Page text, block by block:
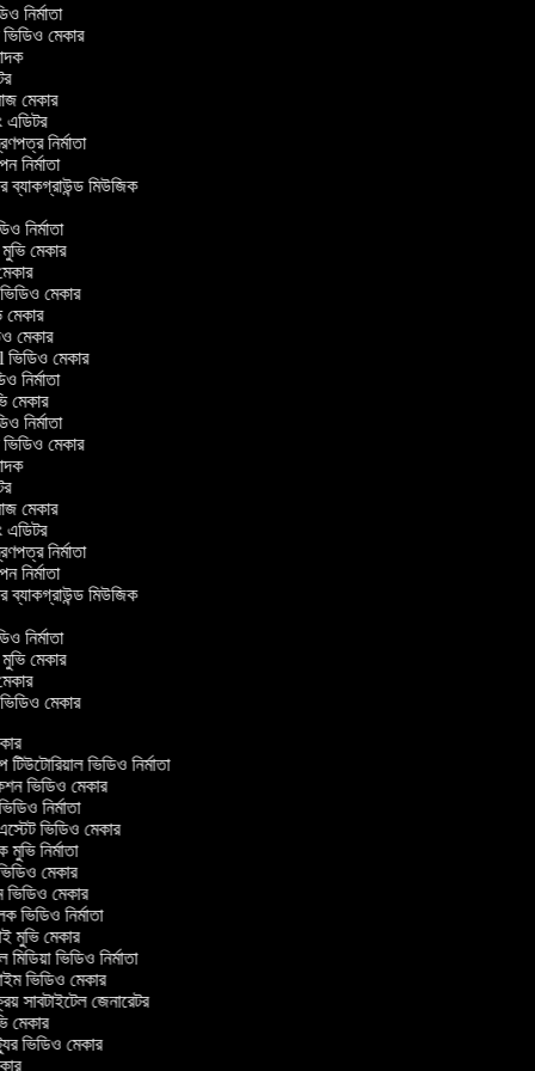
নির্মাতা
ভিডিও মেকার
মেকার
এডিটর
নির্মাতা
নির্মাতা
ব্যাকগ্রাউন্ড মিউজিক
নির্মাতা
মুভি মেকার
ভিডিও মেকার
মেকার
মেকার
ভিডিও মেকার
নির্মাতা
মেকার
নির্মাতা
ভিডিও মেকার
মেকার
এডিটর
নির্মাতা
নির্মাতা
ব্যাকগ্রাউন্ড মিউজিক
নির্মাতা
মুভি মেকার
ভিডিও মেকার
ভিডিও নির্মাতা
ভিডিও মেকার
নির্মাতা
ভিডিও মেকার
মুভি নির্মাতা
মেকার
ভিডিও মেকার
ভিডিও নির্মাতা
মুভি মেকার
ভিডিও নির্মাতা
ভিডিও মেকার
সাবটাইটেল জেনারেটর
ভিডিও মেকার